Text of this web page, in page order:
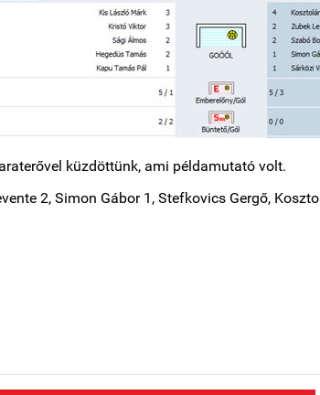
küzdöttünk, ami példamutató volt.
2, Simon Gábor 1, Stefkovics Gergő,